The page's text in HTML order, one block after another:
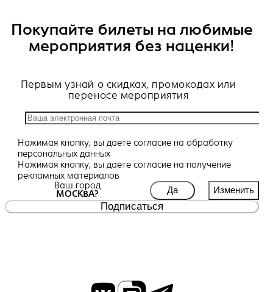
Покупайте билеты на любимые
мероприятия без наценки!
Первым узнай о скидках, промокодах или
переносе мероприятия
Нажимая кнопку, вы даете согласие на обработку
персональных данных
Нажимая кнопку, вы даете согласие на получение
рекламных материалов
Ваш город
МОСКВА?
Да Изменить
Подписаться